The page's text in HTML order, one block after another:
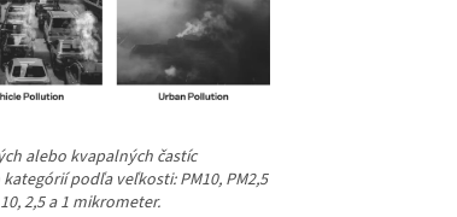
alebo kvapalných častíc
podľa veľkosti: PM10, PM2,5
2,5 a 1 mikrometer.